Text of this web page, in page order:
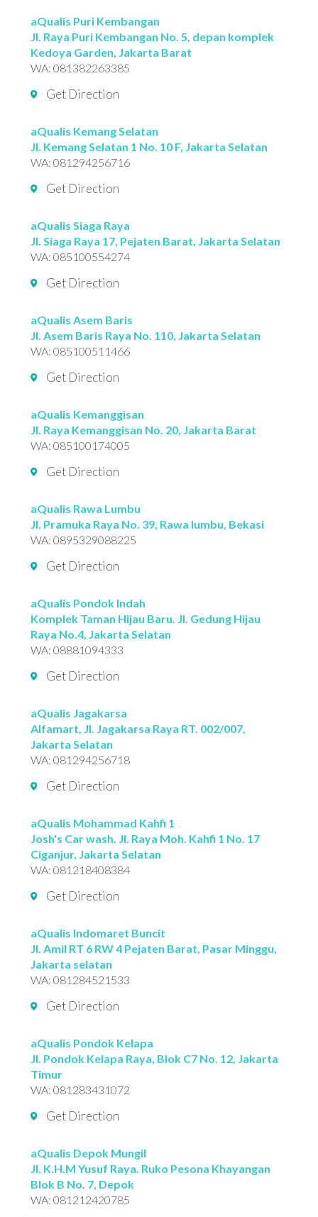
aQualis Puri Kembangan
Jl. Raya Puri Kembangan No. 5, depan komplek
Kedoya Garden, Jakarta Barat
WA:081382263385
Get Direction
aQualis Kemang Selatan
Jl. Kemang Selatan 1 No. 10 F, Jakarta Selatan
WA:081294256716
Get Direction
aQualis Siaga Raya
Jl. Siaga Raya 17, Pejaten Barat, Jakarta Selatan
WA:085100554274
Get Direction
aQualis Asem Baris
Jl. Asem Baris Raya No. 110, Jakarta Selatan
WA:085100511466
Get Direction
aQualis Kemanggisan
Jl. Raya Kemanggisan No. 20, Jakarta Barat
WA:085100174005
Get Direction
aQualis Rawa Lumbu
Jl. Pramuka Raya No. 39, Rawa lumbu, Bekasi
WA:0895329088225
Get Direction
aQualis Pondok Indah
Komplek Taman Hijau Baru. Jl. Gedung Hijau
Raya No.4, Jakarta Selatan
WA:08881094333
Get Direction
aQualis Jagakarsa
Alfamart, Jl. Jagakarsa Raya RT. 002/007,
Jakarta Selatan
WA:081294256718
Get Direction
aQualis Mohammad Kahfi 1
Josh's Car wash. Jl. Raya Moh. Kahfi 1 No. 17
Ciganjur, Jakarta Selatan
WA:081218408384
Get Direction
aQualis Indomaret Buncit
Jl. Amil RT 6 RW 4 Pejaten Barat, Pasar Minggu,
Jakarta selatan
WA:081284521533
Get Direction
aQualis Pondok Kelapa
Jl. Pondok Kelapa Raya, Blok C7 No. 12, Jakarta
Timur
WA:081283431072
Get Direction
aQualis Depok Mungil
Jl. K.H.M Yusuf Raya. Ruko Pesona Khayangan
Blok B No. 7, Depok
WA:081212420785